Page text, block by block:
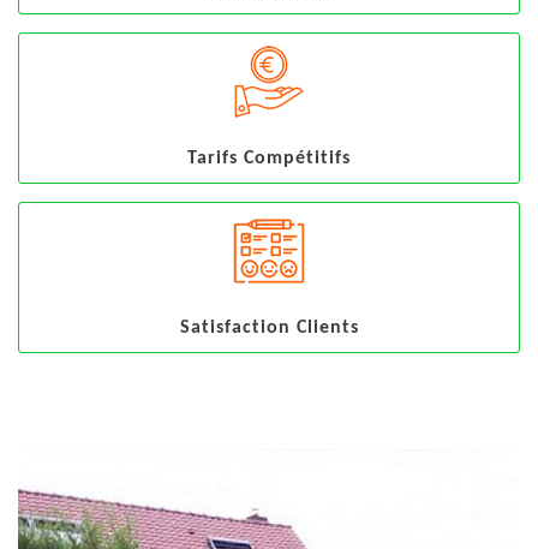
Tarifs Compétitifs
Satisfaction Clients